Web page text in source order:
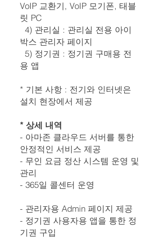
VoIP 교환기, VoIP 모기폰, 태블
릿 PC
4) 관리실 : 관리실 전용 아이
박스 관리자 페이지
5) 정기권 : 정기권 구매용 전
용 앱
* 기본 사항 : 전기와 인터넷은
설치 현장에서 제공
* 상세 내역
- 아마존 클라우드 서버를 통한
안정적인 서비스 제공
- 무인 요금 정산 시스템 운영 및
관리
- 365일 콜센터 운영
- 관리자용 Admin 페이지 제공
- 정기권 사용자용 앱을 통한 정
기권 구입